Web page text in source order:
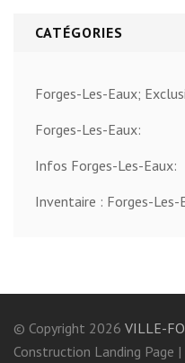
CATÉGORIES
Forges-Les-Eaux;
Forges-Les-Eaux:
Infos Forges-Les-Eaux:
Inventaire : Forges-Les-
© Copyright 2026 VILLE-
Construction Landing Page